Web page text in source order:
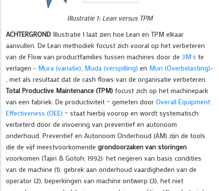
Illustratie 1: Lean versus TPM
ACHTERGROND Illustratie 1 laat zien hoe Lean en TPM elkaar
aanvullen. De Lean methodiek focust zich vooral op het verbeteren
van de Flow van productfamilies tussen machines door de 3M’s te
verlagen - Mura (variatie) Muda (verspilling) en Muri (Overbelasting)-
, met als resultaat dat de cash flows van de organisatie verbeteren.
Total Productive Maintenance (TPM) focust zich op het machinepark
van een fabriek. De productiviteit – gemeten door Overall Equipment
Effectiveness (OEE) – staat hierbij voorop en wordt systematisch
verbeterd door de invoering van preventief en autonoom
onderhoud. Preventief en Autonoom Onderhoud (AM) zijn de tools
die de vijf meestvoorkomende grondoorzaken van storingen
voorkomen (Tajiri & Gotoh; 1992): het negeren van basis condities
van de machine (1), gebrek aan onderhoud vaardigheden van de
operator (2), beperkingen van machine ontwerp (3), het niet